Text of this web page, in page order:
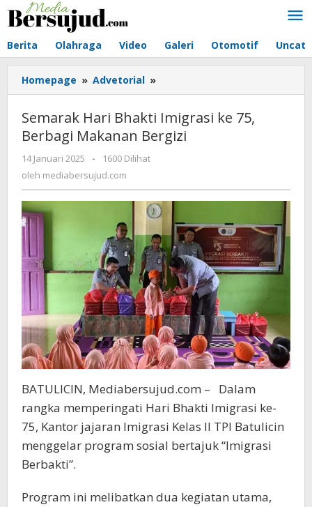
Lewati
Berita Olahraga Video Galeri Otomotif
Homepage » Advetorial »
Hari
Imigrasi
ke
Semarak Hari Bhakti Imigrasi ke 75,
Berbagi Makanan Bergizi
14 Januari 2025
oleh
mediabersujud.com
-
1600 Dilihat
oleh mediabersujud.com
BATULICIN, Mediabersujud.com – Dalam
rangka memperingati Hari Bhakti Imigrasi ke-
75, Kantor jajaran Imigrasi Kelas II TPI Batulicin
menggelar program sosial bertajuk “Imigrasi
Berbakti”.
Program ini melibatkan dua kegiatan utama,